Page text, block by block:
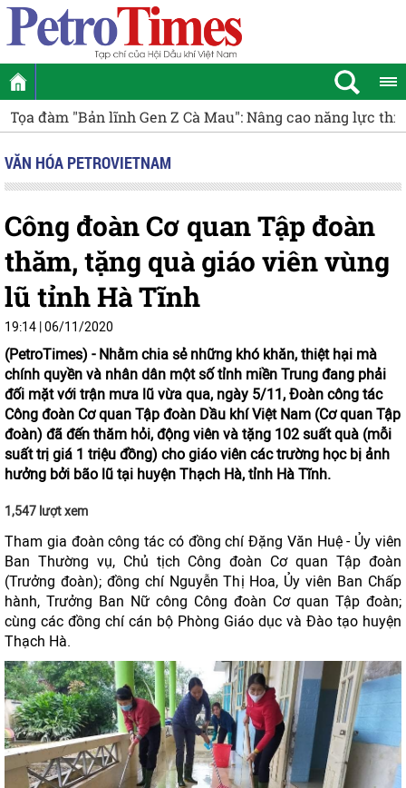
thích ứng và tư duy độc lập cho học sinh
VĂN HÓA PETROVIETNAM
Công đoàn Cơ quan Tập đoàn
thăm, tặng quà giáo viên vùng
lũ tỉnh Hà Tĩnh
19:14 | 06/11/2020
(PetroTimes) - Nhằm chia sẻ những khó khăn, thiệt hại mà
chính quyền và nhân dân một số tỉnh miền Trung đang phải
đối mặt với trận mưa lũ vừa qua, ngày 5/11, Đoàn công tác
Công đoàn Cơ quan Tập đoàn Dầu khí Việt Nam (Cơ quan Tập
đoàn) đã đến thăm hỏi, động viên và tặng 102 suất quà (mỗi
suất trị giá 1 triệu đồng) cho giáo viên các trường học bị ảnh
hưởng bởi bão lũ tại huyện Thạch Hà, tỉnh Hà Tĩnh.
1,547 lượt xem
Tham gia đoàn công tác có đồng chí Đặng Văn Huệ - Ủy viên
Ban Thường vụ, Chủ tịch Công đoàn Cơ quan Tập đoàn
(Trưởng đoàn); đồng chí Nguyễn Thị Hoa, Ủy viên Ban Chấp
hành, Trưởng Ban Nữ công Công đoàn Cơ quan Tập đoàn;
cùng các đồng chí cán bộ Phòng Giáo dục và Đào tạo huyện
Thạch Hà.